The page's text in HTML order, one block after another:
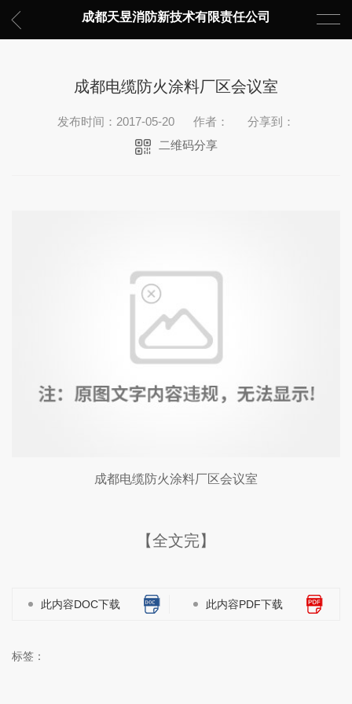
成都天昱消防新技术有限责任公司
成都电缆防火涂料厂区会议室
发布时间：2017-05-20 作者：
分享到：
二维码分享
成都电缆防火涂料厂区会议室
【全文完】
此内容DOC下载 此内容PDF下载
标签：